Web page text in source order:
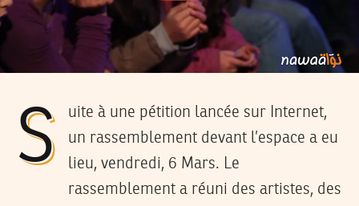
Suite à une pétition lancée sur Internet,
un rassemblement devant l’espace a eu
lieu, vendredi, 6 Mars. Le
rassemblement a réuni des artistes, des